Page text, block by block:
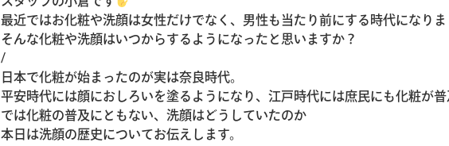
最近ではお化粧や洗顔は女性だけでなく、男性も当たり前にする時代になり
そんな化粧や洗顔はいつからするようになったと思いますか？
/
日本で化粧が始まったのが実は奈良時代。
平安時代には顔におしろいを塗るようになり、江戸時代には庶民にも化粧が
では化粧の普及にともない、洗顔はどうしていたのか
本日は洗顔の歴史についてお伝えします。